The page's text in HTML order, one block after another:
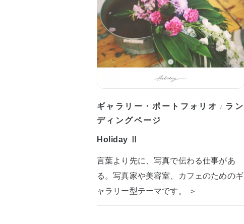
ギャラリー・ポートフォリオ / ラン
ディングページ
Holiday Ⅱ
言葉より先に、写真で伝わる仕事があ
る。写真家や美容室、カフェのためのギ
ャラリー型テーマです。 ＞